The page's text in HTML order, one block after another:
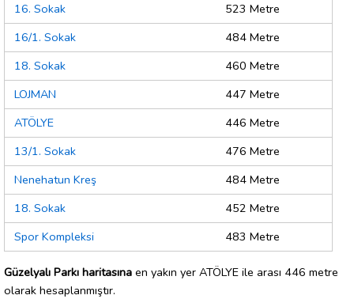
16. Sokak
523 Metre
16/1. Sokak
484 Metre
18. Sokak
460 Metre
LOJMAN
447 Metre
ATÖLYE
446 Metre
13/1. Sokak
476 Metre
Nenehatun Kreş
484 Metre
18. Sokak
452 Metre
Spor Kompleksi
483 Metre
Güzelyalı Parkı haritasına en yakın yer ATÖLYE ile arası 446 metre
olarak hesaplanmıştır.